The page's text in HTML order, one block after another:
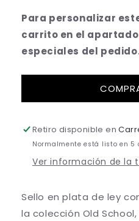
Para personalizar
carrito en el
especiales del
Retiro disponible en
Normalmente está listo en 5
Ver información de la
Sello en plata de ley
la colección Old